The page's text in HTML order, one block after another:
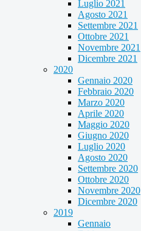
Luglio 2021
Agosto 2021
Settembre 2021
Ottobre 2021
Novembre 2021
Dicembre 2021
2020
Gennaio 2020
Febbraio 2020
Marzo 2020
Aprile 2020
Maggio 2020
Giugno 2020
Luglio 2020
Agosto 2020
Settembre 2020
Ottobre 2020
Novembre 2020
Dicembre 2020
2019
Gennaio